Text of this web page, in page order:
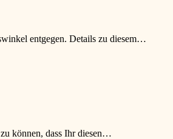
entgegen. Details zu diesem…
können, dass Ihr diesen…